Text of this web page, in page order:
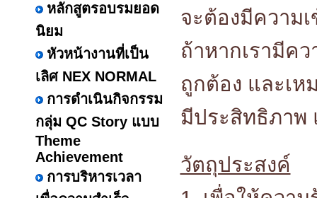
หลักสูตรอบรมยอด
นิยม
หัวหน้างานที่เป็น
เลิศ NEX NORMAL
การดำเนินกิจกรรม
กลุ่ม QC Story แบบ
Theme
Achievement
การบริหารเวลา
จะต้องมีความ
ถ้าหากเรามีค
ถูกต้อง และเห
มีประสิทธิภาพ
วัตถุประสงค์